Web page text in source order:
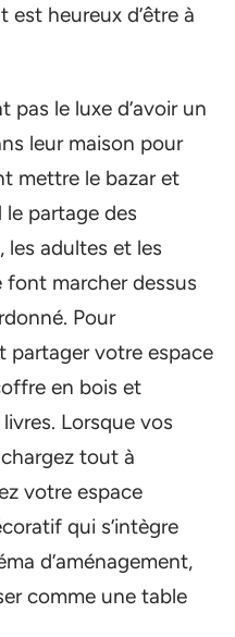
heureux d’être à
pas le luxe d’avoir un
leur maison pour
mettre le bazar et
partage des
les adultes et les
font marcher dessus
Pour
partager votre espace
en bois et
Lorsque vos
tout à
votre espace
qui s’intègre
d’aménagement,
comme une table